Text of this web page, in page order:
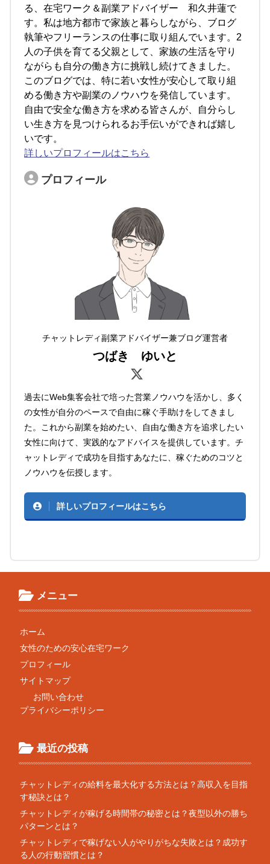
る、在宅ワーク＆副業アドバイザー 和久井蓮で
す。私は地方都市で家族と暮らしながら、ブログ
執筆やフリーランスの仕事に取り組んでいます。2
人の子供を育てる父親として、家族の生活を守り
ながらも自分の働き方に挑戦し続けてきました。
このブログでは、特に若い女性が安心して取り組
める働き方や副業のノウハウを発信しています。
自由で安全な働き方を求める皆さんが、自分らし
い生き方を見つけられるお手伝いができれば嬉し
いです。
詳しいプロフィールはこちら
プロフィール
チャットレディ副業アドバイザー兼ブログ運営者
つばき ゆいと
過去にWeb集客会社で培った営業ノウハウを活かし、多く
の女性が自分のペースで自由に稼ぐ手助けをしてきまし
た。これから副業を始めたい、自由な働き方を追求したい
女性に向けて、実践的なアドバイスを提供しています。チ
ャットレディで成功を目指すあなたに、稼ぐためのコツと
ノウハウを伝授します。
詳しいプロフィールはこちら
メニュー
ホーム
女性のための安心在宅ワーク
プロフィール
サイトマップ
お問い合わせ
プライバシーポリシー
最近の投稿
チャットレディの給料を最大化する方法とは？高収入を目指
す秘訣とは？
チャットレディが稼げる時間帯の秘密とは？夜型以外の勝ち
パターンとは？
チャットレディで稼げない人がやりがちな失敗とは？成功す
る人の行動習慣とは？